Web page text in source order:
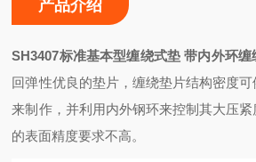
产品介绍
SH3407标准基本型缠绕式垫 带内外环缠
回弹性优良的垫片，缠绕垫片结构密度
来制作，并利用内外钢环来控制其大压
的表面精度要求不高。